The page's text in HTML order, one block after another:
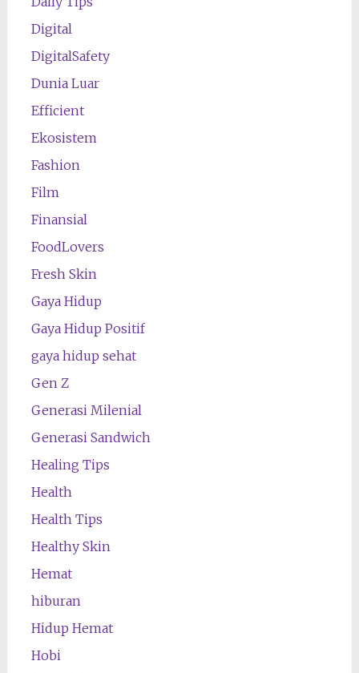
Digital
DigitalSafety
Dunia Luar
Efficient
Ekosistem
Fashion
Film
Finansial
FoodLovers
Fresh Skin
Gaya Hidup
Gaya Hidup Positif
gaya hidup sehat
Gen Z
Generasi Milenial
Generasi Sandwich
Healing Tips
Health
Health Tips
Healthy Skin
Hemat
hiburan
Hidup Hemat
Hobi